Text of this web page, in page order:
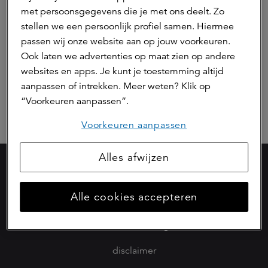
Vermogensbeheer
Vastgoed (a.s.r. real assets)
Hypotheken
werken bij a.s.r.
privacyverklaring
disclaimer
met persoonsgegevens die je met ons deelt. Zo
stellen we een persoonlijk profiel samen. Hiermee
passen wij onze website aan op jouw voorkeuren.
Ook laten we advertenties op maat zien op andere
websites en apps. Je kunt je toestemming altijd
aanpassen of intrekken. Meer weten? Klik op
“Voorkeuren aanpassen”.
Voorkeuren aanpassen
Alles afwijzen
Alle cookies accepteren